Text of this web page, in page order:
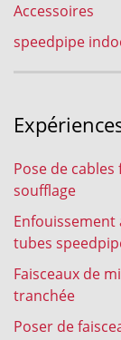
Accessoires
speedpipe
Pose de
soufflage
Enfouissement
tubes
Faisceaux de
tranchée
Poser de